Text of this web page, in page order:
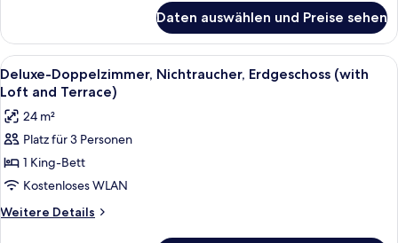
Zweibettzimmer,
Nichtraucher,
Erdgeschoss
(with
Daten auswählen und Preise sehen
Alle
Fotos
für
Deluxe-
Doppelzimmer,
Nichtraucher,
Erdgeschoss
(with
Ein modernes Hotelzimmer mit
6
Deluxe-Doppelzimmer, Nichtraucher, Erdgeschoss (with
Loft and Terrace)
24 m²
Platz für 3 Personen
1 King-Bett
Kostenloses WLAN
Weitere Details
Weitere